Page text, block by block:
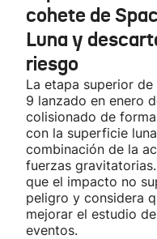
cohete de
Luna y
riesgo
La etapa superior
9 lanzado en enero
colisionado de
con la superficie
combinación de la
fuerzas
que el impacto no
peligro y considera
mejorar el estudio
eventos.